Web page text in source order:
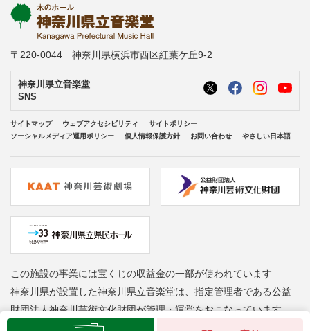
〒220-0044 神奈川県横浜市西区紅葉ケ丘9-2
神奈川県立音楽堂
SNS
サイトマップ ウェブアクセシビリティ
サイトポリシー
ソーシャルメディア運用ポリシー
個人情報保護方針 お問い合わせ やさしい日本語
この施設の事業には宝くじの収益金の一部が使われています
神奈川県が設置した神奈川県立音楽堂は、指定管理者である公益
財団法人神奈川芸術文化財団が管理・運営をおこなっています